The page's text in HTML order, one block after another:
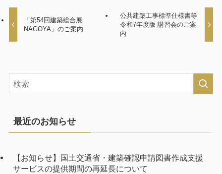
「第54回建築総合展
NAGOYA」のご案内
公共建築工事標準仕様書等
令和7年度版 講習会のご案
内
最近のお知らせ
【お知らせ】国土交通省・建築確認申請図書作成支援
サービスの提供期間の再延長について